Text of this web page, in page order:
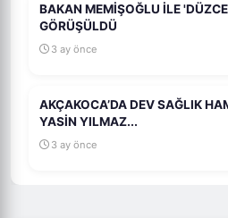
BAKAN MEMİŞOĞLU İLE
GÖRÜŞÜLDÜ
3 ay önce
AKÇAKOCA’DA DEV SAĞLIK
YASİN YILMAZ...
3 ay önce